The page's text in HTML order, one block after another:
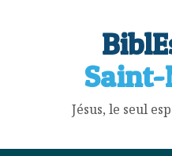
Saint-
Jésus, le seul